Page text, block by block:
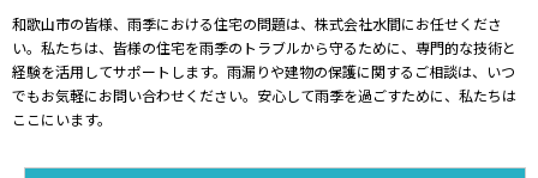
和歌山市の皆様、雨季における住宅の問題は、株式会社水間にお任せくださ
い。私たちは、皆様の住宅を雨季のトラブルから守るために、専門的な技術と
経験を活用してサポートします。雨漏りや建物の保護に関するご相談は、いつ
でもお気軽にお問い合わせください。安心して雨季を過ごすために、私たちは
ここにいます。